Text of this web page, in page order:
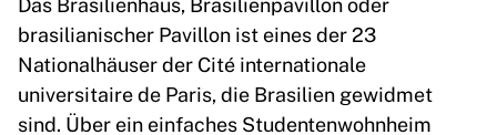
brasilianischer Pavillon ist eines der 23
Nationalhäuser der Cité internationale
universitaire de Paris, die Brasilien gewidmet
sind. Über ein einfaches Studentenwohnheim